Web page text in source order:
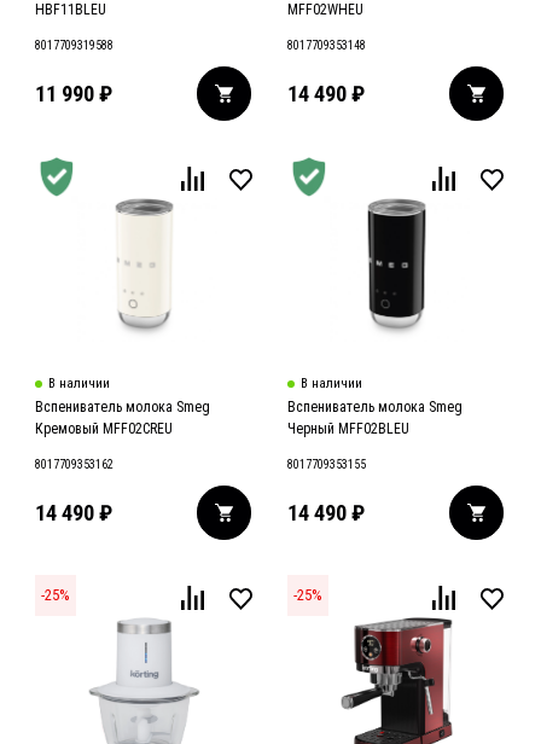
HBF11BLEU
8017709319588
11 990₽
MFF02WHEU
8017709353148
14 490 ₽
В наличии
Вспениватель молока Smeg
Кремовый MFF02CREU
8017709353162
14 490₽
В наличии
Вспениватель молока Smeg
Черный MFF02BLEU
8017709353155
14 490 ₽
-25% -25%